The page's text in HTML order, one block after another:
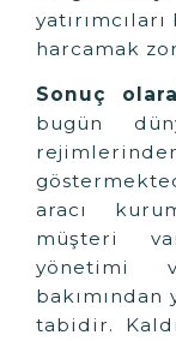
harcamak
Sonuç
bugün
aracı
müşteri
yönetimi
tabidir.